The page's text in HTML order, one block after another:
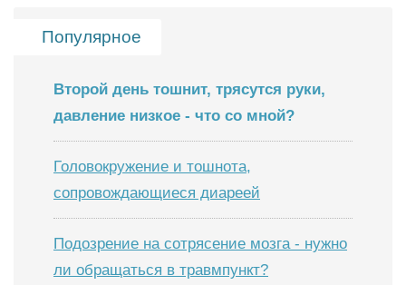
Популярное
Второй день тошнит, трясутся руки,
давление низкое - что со мной?
Головокружение и тошнота,
сопровождающиеся диареей
Подозрение на сотрясение мозга - нужно
ли обращаться в травмпункт?